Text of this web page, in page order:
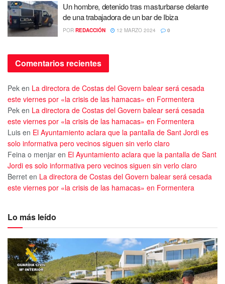
Un hombre, detenido tras masturbarse delante
de una trabajadora de un bar de Ibiza
POR REDACCIÓN 12 MARZO 2024 0
Comentarios recientes
Pek en La directora de Costas del Govern balear será cesada
este viernes por «la crisis de las hamacas» en Formentera
Pek en La directora de Costas del Govern balear será cesada
este viernes por «la crisis de las hamacas» en Formentera
Luis en El Ayuntamiento aclara que la pantalla de Sant Jordi es
solo informativa pero vecinos siguen sin verlo claro
Feina o menjar en El Ayuntamiento aclara que la pantalla de Sant
Jordi es solo informativa pero vecinos siguen sin verlo claro
Berret en La directora de Costas del Govern balear será cesada
este viernes por «la crisis de las hamacas» en Formentera
Lo más leído